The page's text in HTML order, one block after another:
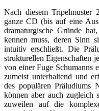
Nach diesem Tripelmuster
ganze CD (bis auf eine
dramaturgische Gründe
kennen muss, deren Sinn
intuitiv erschließt. Die
strukturellen Eigenschaften
von einer Fuge Schumanns
zumeist unterhaltend und
des populären
können aber auch zugleich
zuweilen auf die